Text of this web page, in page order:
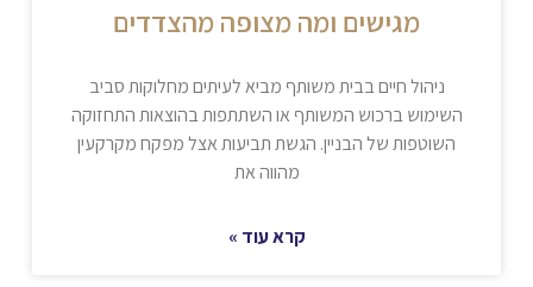
מגישים ומה מצופה מהצדדים
ניהול חיים בבית משותף מביא לעיתים מחלוקות סביב
השימוש ברכוש המשותף או השתתפות בהוצאות התחזוקה
השוטפות של הבניין. הגשת תביעות אצל מפקח מקרקעין
מהווה את
קרא עוד »